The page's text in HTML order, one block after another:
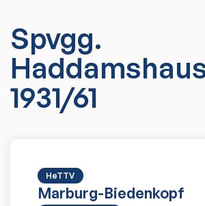
Spvgg.
1931/61
HeTTV
Marburg-Biedenkopf